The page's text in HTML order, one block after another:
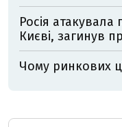
Росія атакувала
Києві, загинув
Чому ринкових